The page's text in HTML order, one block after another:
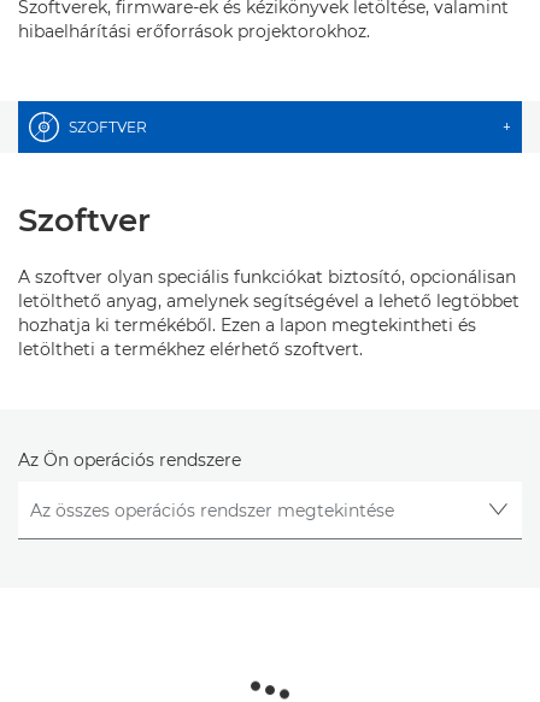
Szoftverek, firmware-ek és kézikönyvek letöltése, valamint
hibaelhárítási erőforrások projektorokhoz.
SZOFTVER +
Szoftver
A szoftver olyan speciális funkciókat biztosító, opcionálisan
letölthető anyag, amelynek segítségével a lehető legtöbbet
hozhatja ki termékéből. Ezen a lapon megtekintheti és
letöltheti a termékhez elérhető szoftvert.
Az Ön operációs rendszere